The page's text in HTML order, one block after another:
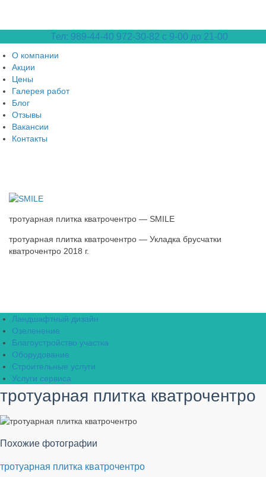
Тел: 989-44-40 972-30-82 с 9-00 до 21-00
О компании
Акции
Цены
Галерея работ
Блог
Отзывы
Вакансии
Контакты
тротуарная плитка кватрочентро — SMILE
тротуарная плитка кватрочентро — Укладка брусчатки
кватрочентро 2018 г.
Ландшафтный дизайн
Озеленение
Благоустройство участка
Оборудование
Строительные услуги
Услуги сервиса
тротуарная плитка кватрочентро
Похожие фотографии
тротуарная плитка кватрочентро